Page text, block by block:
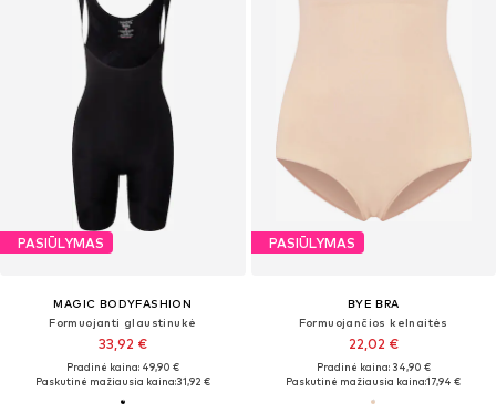
PASIŪLYMAS
MAGIC BODYFASHION
Formuojanti glaustinukė
33,92 €
Pradinė kaina: 49,90 €
Paskutinė mažiausia kaina:31,92 €
PASIŪLYMAS
BYE BRA
Formuojančios kelnaitės
22,02 €
Pradinė kaina: 34,90 €
Paskutinė mažiausia kaina:17,94 €